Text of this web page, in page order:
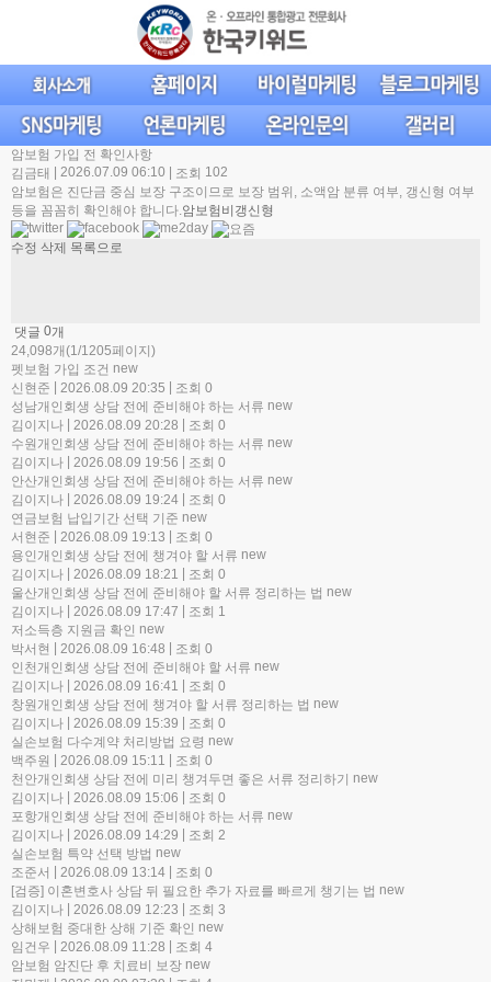
암보험 가입 전 확인사항
김금태
2026.07.09 06:10 조회 102
암보험은 진단금 중심 보장 구조이므로 보장 범위, 소액암 분류 여부, 갱신형 여부
등을 꼼꼼히 확인해야 합니다.암보험비갱신형
수정 삭제 목록으로
댓글 0개
24,098개(1/1205페이지)
펫보험 가입 조건 new
신현준
2026.08.09 20:35
조회 0
성남개인회생 상담 전에 준비해야 하는 서류 new
김이지나
2026.08.09 20:28
조회 0
수원개인회생 상담 전에 준비해야 하는 서류 new
김이지나
2026.08.09 19:56
조회 0
안산개인회생 상담 전에 준비해야 하는 서류 new
김이지나
2026.08.09 19:24
조회 0
연금보험 납입기간 선택 기준 new
서현준
2026.08.09 19:13
조회 0
용인개인회생 상담 전에 챙겨야 할 서류 new
김이지나
2026.08.09 18:21
조회 0
울산개인회생 상담 전에 준비해야 할 서류 정리하는 법 new
김이지나
2026.08.09 17:47
조회 1
저소득층 지원금 확인 new
박서현
2026.08.09 16:48
조회 0
인천개인회생 상담 전에 준비해야 할 서류 new
김이지나
2026.08.09 16:41
조회 0
창원개인회생 상담 전에 챙겨야 할 서류 정리하는 법 new
김이지나
2026.08.09 15:39
조회 0
실손보험 다수계약 처리방법 요령 new
백주원
2026.08.09 15:11
조회 0
천안개인회생 상담 전에 미리 챙겨두면 좋은 서류 정리하기
new
김이지나
2026.08.09 15:06
조회 0
포항개인회생 상담 전에 준비해야 하는 서류 new
김이지나
2026.08.09 14:29
조회 2
실손보험 특약 선택 방법 new
조준서
2026.08.09 13:14
조회 0
[검증] 이혼변호사 상담 뒤 필요한 추가 자료를 빠르게 챙기는 법 new
김이지나
2026.08.09 12:23
조회 3
상해보험 중대한 상해 기준 확인 new
임건우
2026.08.09 11:28
조회 4
암보험 암진단 후 치료비 보장 new